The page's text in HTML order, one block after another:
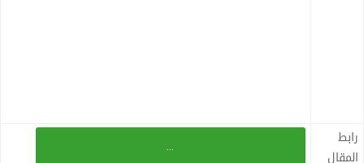
رابط
المقال
...